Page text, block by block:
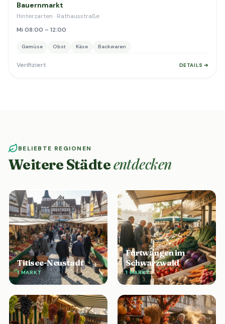
Bauernmarkt
Hinterzarten · Rathausstraße
Mi 08:00 – 12:00
Gemüse Obst Käse Backwaren
Verifiziert DETAILS ➔
BELIEBTE REGIONEN
Weitere Städteentdecken
Titisee-Neustadt
1 MARKT
Furtwangen im
Schwarzwald
1 MARKT